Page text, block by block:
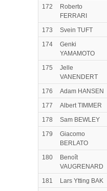
172
Roberto
FERRARI
173 Svein TUFT
174
Genki
YAMAMOTO
175
Jelle
VANENDERT
176 Adam HANSEN
177
Albert TIMMER
178
Sam BEWLEY
179
Giacomo
BERLATO
180
Benoît
VAUGRENARD
181 Lars Ytting BAK